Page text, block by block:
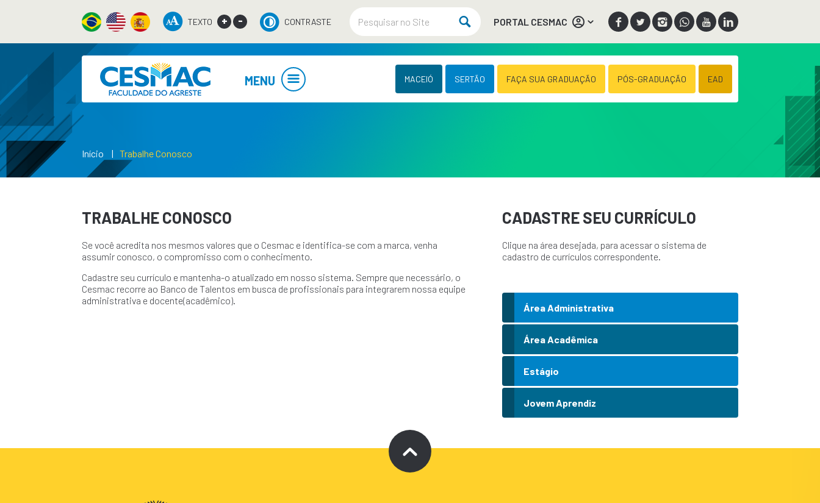
TEXTO + - CONTRASTE PORTAL CESMAC
MENU MACEIÓ SERTÃO FAÇA SUA GRADUAÇÃO PÓS-GRADUAÇÃO EAD
Início Trabalhe Conosco
TRABALHE CONOSCO
Se você acredita nos mesmos valores que o Cesmac e identifica-se com a marca, venha
assumir conosco, o compromisso com o conhecimento.
Cadastre seu currículo e mantenha-o atualizado em nosso sistema. Sempre que necessário, o
Cesmac recorre ao Banco de Talentos em busca de profissionais para integrarem nossa equipe
administrativa e docente(acadêmico).
CADASTRE SEU CURRÍCULO
Clique na área desejada, para acessar o sistema de
cadastro de currículos correspondente.
Área Administrativa
Área Acadêmica
Estágio
Jovem Aprendiz